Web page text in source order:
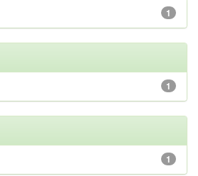
1
1
1